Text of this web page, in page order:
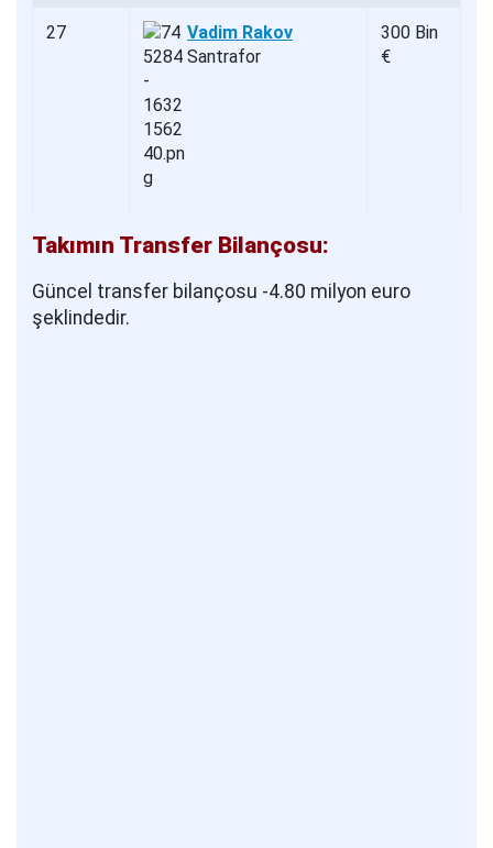
27
Vadim Rakov
Santrafor
300 Bin
€
Takımın Transfer Bilançosu:
Güncel transfer bilançosu -4.80 milyon euro
şeklindedir.